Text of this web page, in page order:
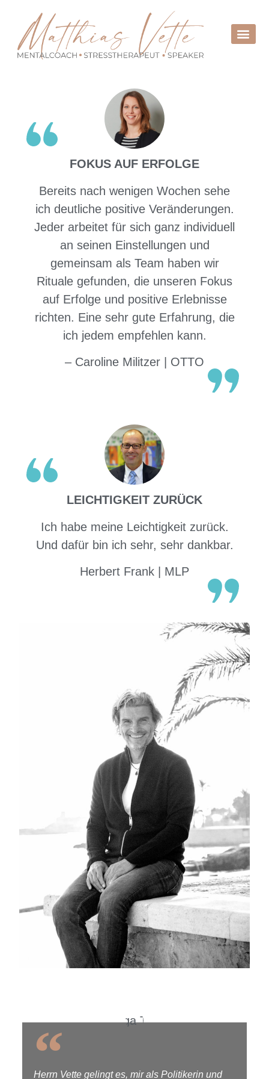
FOKUS AUF ERFOLGE
Bereits nach wenigen Wochen sehe
ich deutliche positive Veränderungen.
Jeder arbeitet für sich ganz individuell
an seinen Einstellungen und
gemeinsam als Team haben wir
Rituale gefunden, die unseren Fokus
auf Erfolge und positive Erlebnisse
richten. Eine sehr gute Erfahrung, die
ich jedem empfehlen kann.
– Caroline Militzer | OTTO
LEICHTIGKEIT ZURÜCK
Ich habe meine Leichtigkeit zurück.
Und dafür bin ich sehr, sehr dankbar.
Herbert Frank | MLP
Herrn Vette gelingt es, mir als Politikerin und